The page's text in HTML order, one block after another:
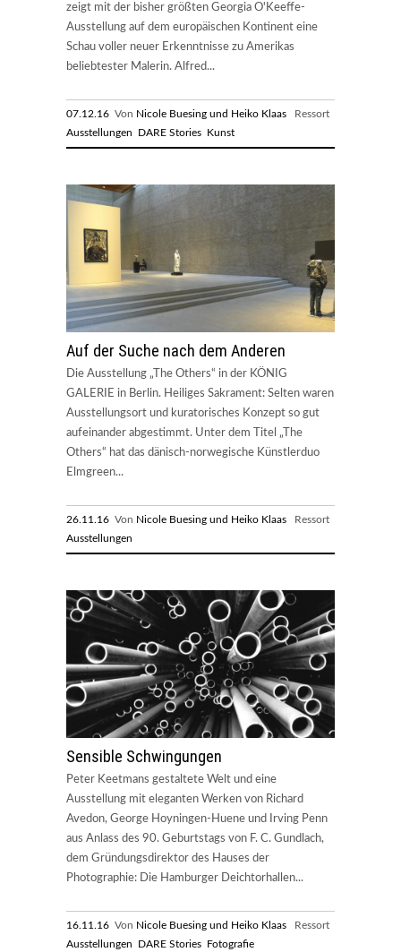
zeigt mit der bisher größten Georgia O'Keeffe-
Ausstellung auf dem europäischen Kontinent eine
Schau voller neuer Erkenntnisse zu Amerikas
beliebtester Malerin. Alfred...
07.12.16 Von Nicole Buesing und Heiko Klaas Ressort
Ausstellungen
DARE Stories Kunst
Auf der Suche nach dem Anderen
Die Ausstellung „The Others“ in der KÖNIG
GALERIE in Berlin. Heiliges Sakrament: Selten waren
Ausstellungsort und kuratorisches Konzept so gut
aufeinander abgestimmt. Unter dem Titel „The
Others“ hat das dänisch-norwegische Künstlerduo
Elmgreen...
26.11.16 Von Nicole Buesing und Heiko Klaas Ressort
Ausstellungen
Sensible Schwingungen
Peter Keetmans gestaltete Welt und eine
Ausstellung mit eleganten Werken von Richard
Avedon, George Hoyningen-Huene und Irving Penn
aus Anlass des 90. Geburtstags von F. C. Gundlach,
dem Gründungsdirektor des Hauses der
Photographie: Die Hamburger Deichtorhallen...
16.11.16 Von Nicole Buesing und Heiko Klaas Ressort
Ausstellungen
DARE Stories Fotografie